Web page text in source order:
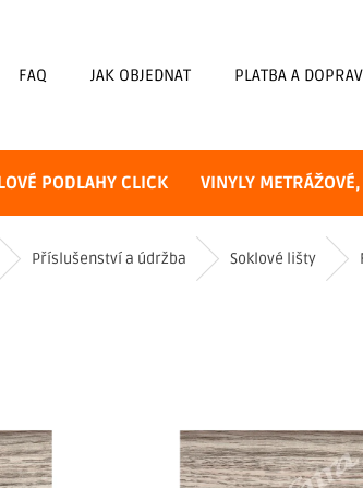
FAQ JAK OBJEDNAT PLATBA A
PODLAHY CLICK VINYLY
Příslušenství a údržba Soklové lišty